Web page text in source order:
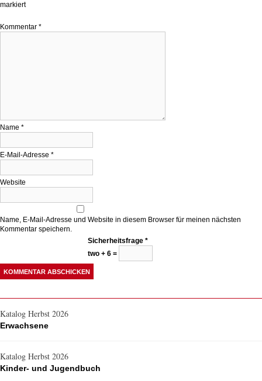
markiert
Kommentar *
Name *
E-Mail-Adresse *
Website
Name, E-Mail-Adresse und Website in diesem Browser für meinen nächsten
Kommentar speichern.
Sicherheitsfrage *
two + 6 =
Katalog Herbst 2026
Erwachsene
Katalog Herbst 2026
Kinder- und Jugendbuch